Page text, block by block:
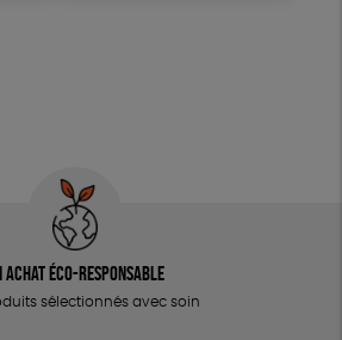
achat éco-responsable
sélectionnés avec soin